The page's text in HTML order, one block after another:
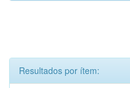
Resultados por ítem: